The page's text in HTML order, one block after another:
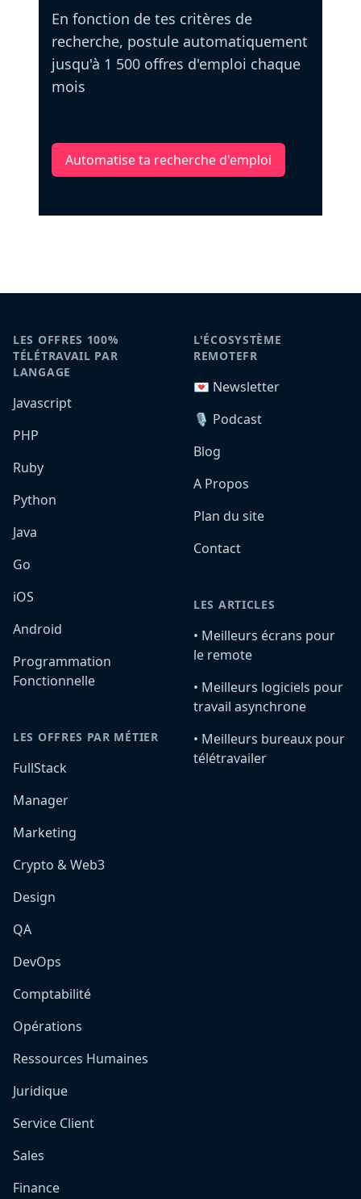
En fonction de tes critères de
recherche, postule automatiquement
jusqu'à 1 500 offres d'emploi chaque
mois
Automatise ta recherche d'emploi
LES OFFRES 100%
TÉLÉTRAVAIL PAR
LANGAGE
Javascript
PHP
Ruby
Python
Java
Go
iOS
Android
Programmation
Fonctionnelle
LES OFFRES PAR MÉTIER
FullStack
Manager
Marketing
Crypto & Web3
Design
QA
DevOps
Comptabilité
Opérations
Ressources Humaines
Juridique
Service Client
Sales
Finance
L'ÉCOSYSTÈME
REMOTEFR
💌 Newsletter
🎙️ Podcast
Blog
A Propos
Plan du site
Contact
LES ARTICLES
•️ Meilleurs écrans pour
le remote
•️ Meilleurs logiciels pour
travail asynchrone
•️ Meilleurs bureaux pour
télétravailer